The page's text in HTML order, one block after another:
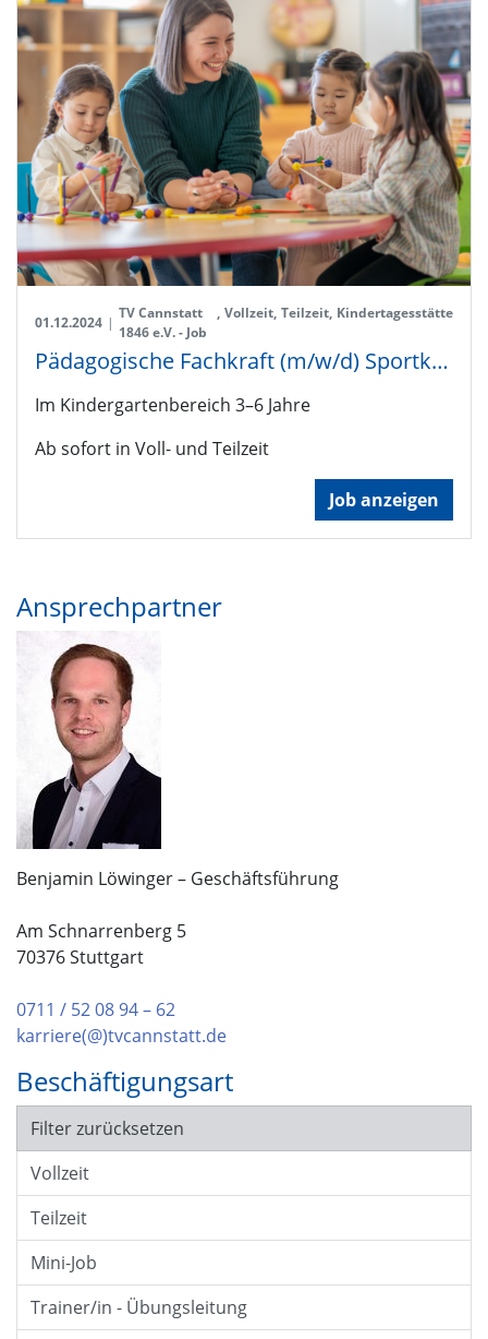
01.12.2024 |
TV Cannstatt
1846 e.V. - Job
, Vollzeit, Teilzeit, Kindertagesstätte
Pädagogische Fachkraft (m/w/d) Sportkita TVC'le
Im Kindergartenbereich 3–6 Jahre
Ab sofort in Voll- und Teilzeit
Job anzeigen
Ansprechpartner
Benjamin Löwinger – Geschäftsführung
Am Schnarrenberg 5
70376 Stuttgart
0711 / 52 08 94 – 62
karriere(@)tvcannstatt.de
Beschäftigungsart
Filter zurücksetzen
Vollzeit
Teilzeit
Mini-Job
Trainer/in - Übungsleitung